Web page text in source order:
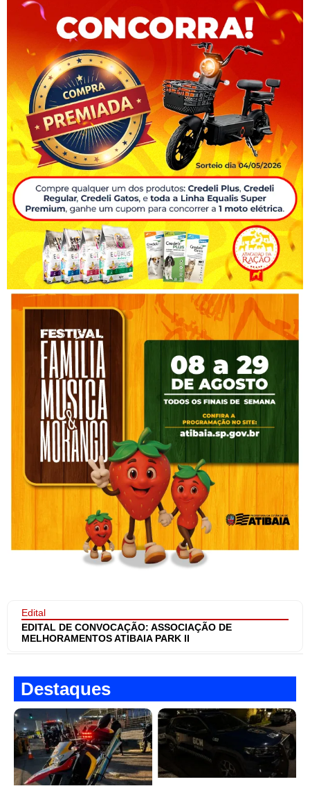
Edital
EDITAL DE CONVOCAÇÃO: ASSOCIAÇÃO DE
MELHORAMENTOS ATIBAIA PARK II
Destaques